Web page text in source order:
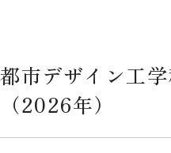
都市デザイン工
（2026年）